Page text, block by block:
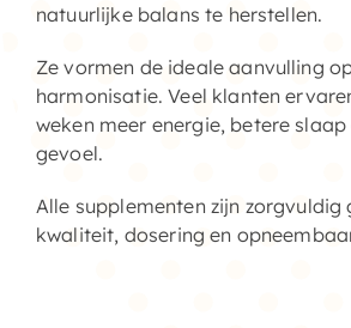
Winkelwagen
Zirbeldrüse detox
natuurlijke balans te herstellen.
Ze vormen de ideale aanvulling
harmonisatie. Veel klanten
weken meer energie, betere
gevoel.
Alle supplementen zijn zorgvuldig
kwaliteit, dosering en